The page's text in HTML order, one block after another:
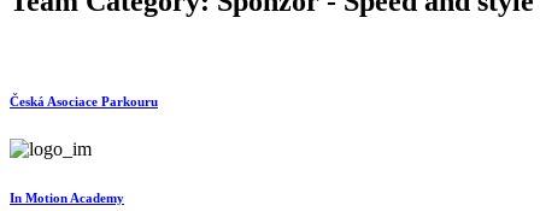
Česká Asociace Parkouru
In Motion Academy